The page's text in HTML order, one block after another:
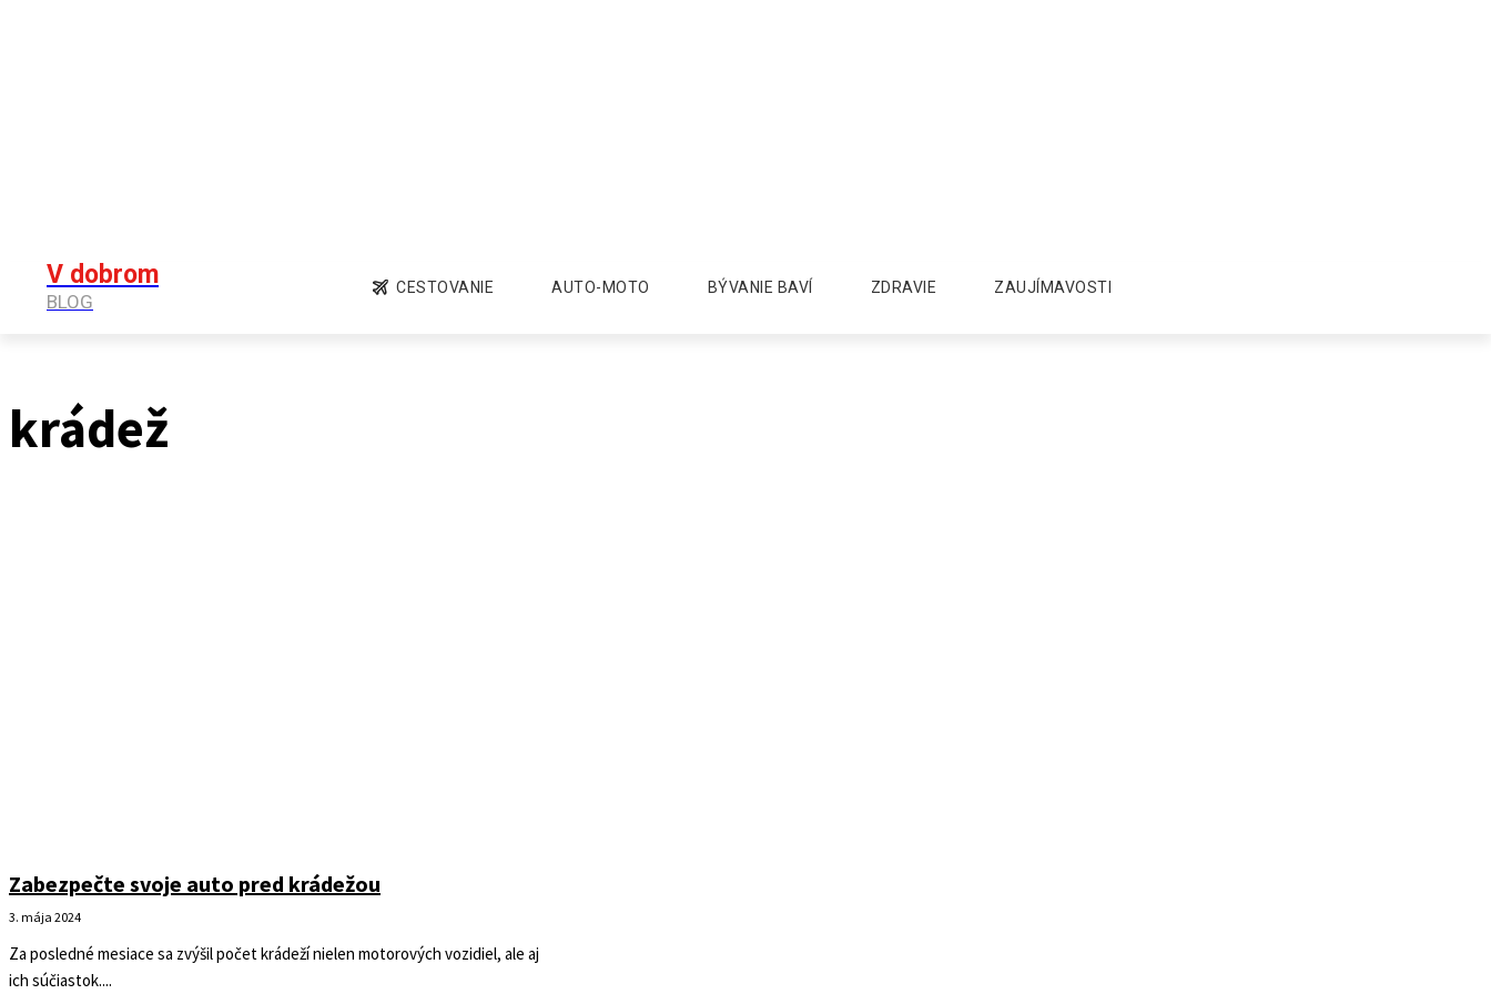
V dobrom
BLOG
CESTOVANIE AUTO-MOTO BÝVANIE BAVÍ ZDRAVIE ZAUJÍMAVOSTI
krádež
Zabezpečte svoje auto pred krádežou
3. mája 2024
Za posledné mesiace sa zvýšil počet krádeží nielen motorových vozidiel, ale aj
ich súčiastok....